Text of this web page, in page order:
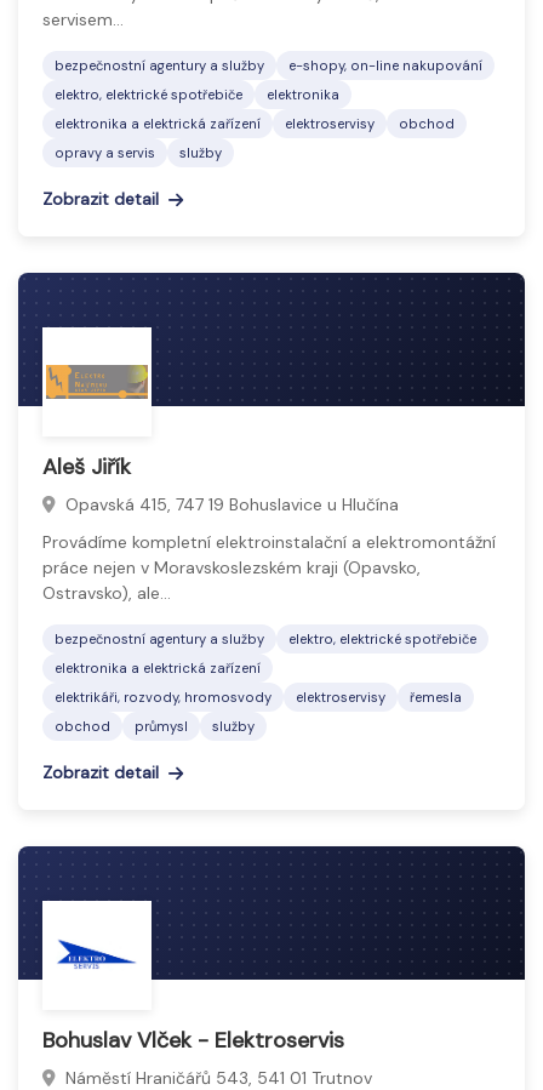
servisem…
bezpečnostní agentury a služby
e-shopy, on-line nakupování
elektro, elektrické spotřebiče
elektronika
elektronika a elektrická zařízení
elektroservisy
obchod
opravy a servis
služby
Zobrazit detail
Aleš Jiřík
Opavská 415, 747 19 Bohuslavice u Hlučína
Provádíme kompletní elektroinstalační a elektromontážní
práce nejen v Moravskoslezském kraji (Opavsko,
Ostravsko), ale…
bezpečnostní agentury a služby
elektro, elektrické spotřebiče
elektronika a elektrická zařízení
elektrikáři, rozvody, hromosvody
elektroservisy
řemesla
obchod
průmysl služby
Zobrazit detail
Bohuslav Vlček - Elektroservis
Náměstí Hraničářů 543, 541 01 Trutnov